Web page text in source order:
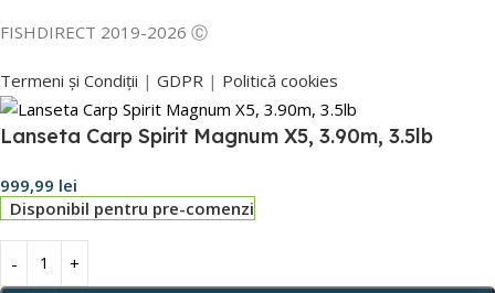
FISHDIRECT 2019-2026 Ⓒ
Termeni și Condiții | GDPR | Politică cookies
Lanseta Carp Spirit Magnum X5, 3.90m, 3.5lb
999,99 lei
Disponibil pentru pre-comenzi